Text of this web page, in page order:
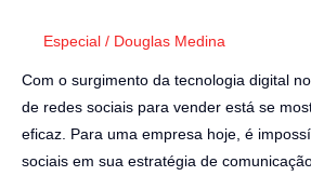
Especial / Douglas Medina
Com o surgimento da tecnologia digital
de redes sociais para vender está se
eficaz. Para uma empresa hoje, é
sociais em sua estratégia de